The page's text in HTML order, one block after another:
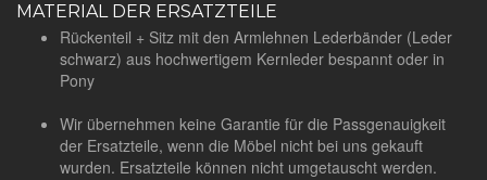
MATERIAL DER ERSATZTEILE
Rückenteil + Sitz mit den Armlehnen Lederbänder (Leder
schwarz) aus hochwertigem Kernleder bespannt oder in
Pony
Wir übernehmen keine Garantie für die Passgenauigkeit
der Ersatzteile, wenn die Möbel nicht bei uns gekauft
wurden. Ersatzteile können nicht umgetauscht werden.